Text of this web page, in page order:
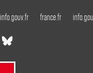
info.gouv.fr france.fr